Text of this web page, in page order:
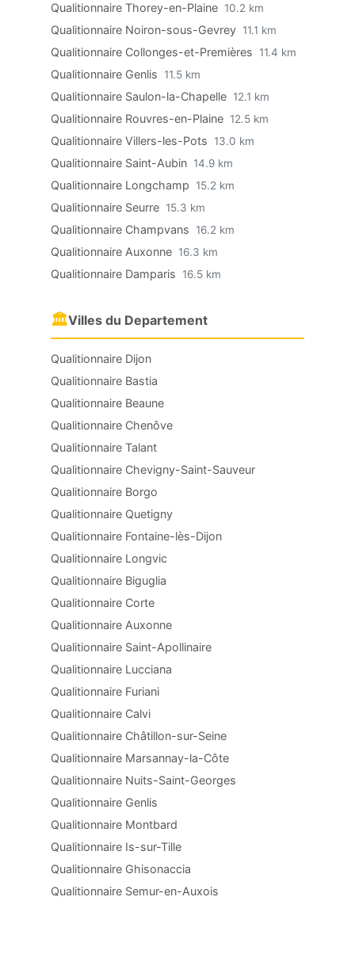
Qualitionnaire Thorey-en-Plaine 10.2 km
Qualitionnaire Noiron-sous-Gevrey 11.1 km
Qualitionnaire Collonges-et-Premières 11.4 km
Qualitionnaire Genlis 11.5 km
Qualitionnaire Saulon-la-Chapelle 12.1 km
Qualitionnaire Rouvres-en-Plaine 12.5 km
Qualitionnaire Villers-les-Pots 13.0 km
Qualitionnaire Saint-Aubin 14.9 km
Qualitionnaire Longchamp 15.2 km
Qualitionnaire Seurre 15.3 km
Qualitionnaire Champvans 16.2 km
Qualitionnaire Auxonne 16.3 km
Qualitionnaire Damparis 16.5 km
🏛Villes du Departement
Qualitionnaire Dijon
Qualitionnaire Bastia
Qualitionnaire Beaune
Qualitionnaire Chenôve
Qualitionnaire Talant
Qualitionnaire Chevigny-Saint-Sauveur
Qualitionnaire Borgo
Qualitionnaire Quetigny
Qualitionnaire Fontaine-lès-Dijon
Qualitionnaire Longvic
Qualitionnaire Biguglia
Qualitionnaire Corte
Qualitionnaire Auxonne
Qualitionnaire Saint-Apollinaire
Qualitionnaire Lucciana
Qualitionnaire Furiani
Qualitionnaire Calvi
Qualitionnaire Châtillon-sur-Seine
Qualitionnaire Marsannay-la-Côte
Qualitionnaire Nuits-Saint-Georges
Qualitionnaire Genlis
Qualitionnaire Montbard
Qualitionnaire Is-sur-Tille
Qualitionnaire Ghisonaccia
Qualitionnaire Semur-en-Auxois